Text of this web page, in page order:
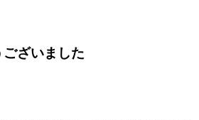
ざいました